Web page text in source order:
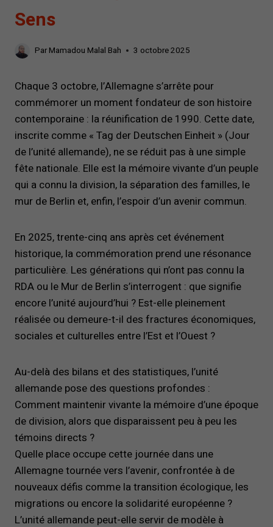
Sens
Par Mamadou Malal Bah 3 octobre 2025
Chaque 3 octobre, l’Allemagne s’arrête pour
commémorer un moment fondateur de son histoire
contemporaine : la réunification de 1990. Cette date,
inscrite comme « Tag der Deutschen Einheit » (Jour
de l’unité allemande), ne se réduit pas à une simple
fête nationale. Elle est la mémoire vivante d’un peuple
qui a connu la division, la séparation des familles, le
mur de Berlin et, enfin, l’espoir d’un avenir commun.
En 2025, trente-cinq ans après cet événement
historique, la commémoration prend une résonance
particulière. Les générations qui n’ont pas connu la
RDA ou le Mur de Berlin s’interrogent : que signifie
encore l’unité aujourd’hui ? Est-elle pleinement
réalisée ou demeure-t-il des fractures économiques,
sociales et culturelles entre l’Est et l’Ouest ?
Au-delà des bilans et des statistiques, l’unité
allemande pose des questions profondes :
Comment maintenir vivante la mémoire d’une époque
de division, alors que disparaissent peu à peu les
témoins directs ?
Quelle place occupe cette journée dans une
Allemagne tournée vers l’avenir, confrontée à de
nouveaux défis comme la transition écologique, les
migrations ou encore la solidarité européenne ?
L’unité allemande peut-elle servir de modèle à